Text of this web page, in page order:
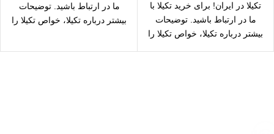
تکیلا در ایران! برای خرید تکیلا با
ما در ارتباط باشید. توضیحات
بیشتر درباره تکیلا، خواص تکیلا را
ما در ارتباط باشید. توضیحات
بیشتر درباره تکیلا، خواص تکیلا را